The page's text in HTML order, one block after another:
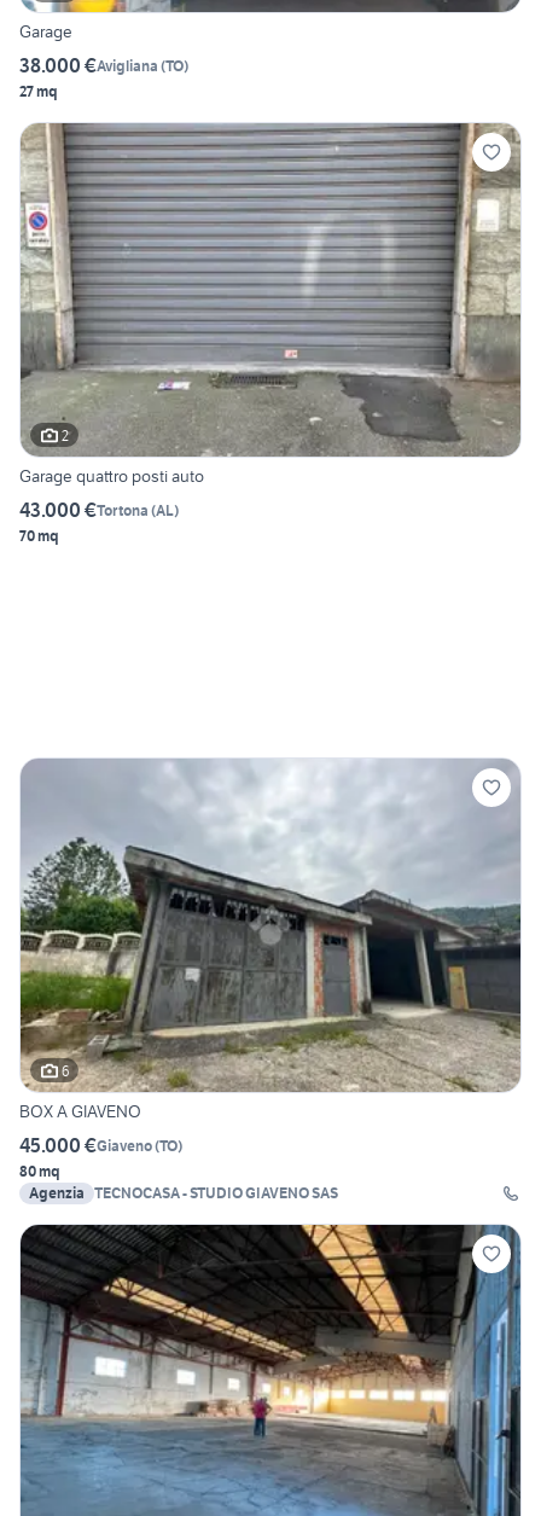
Garage
38.000 €Avigliana (TO)
27 mq
2
Garage quattro posti auto
43.000 €Tortona (AL)
70 mq
6
BOX A GIAVENO
45.000 €Giaveno(TO)
80 mq
Agenzia
TECNOCASA - STUDIO GIAVENO SAS